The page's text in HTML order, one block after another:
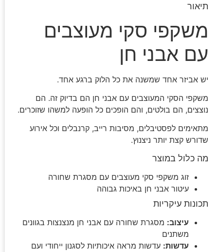
תיאור
משקפי סקי מעוצבים
עם אבני חן
יש אביזר אחד שמשנה את כל הלוק ברגע אחד.
משקפי הסקי המעוצבים עם אבני חן הם בדיוק זה. הם
נוצצים, הם בולטים, והם הופכים כל הופעה למשהו שזוכרים.
מתאימים לפסטיבלים, מסיבות רייב, קרנבלים וכל אירוע
שדורש קצת יותר ניצנוץ.
מה כלול במוצר
זוג משקפי סקי מעוצבים עם מסגרת שחורה
עיטור אבני חן באיכות גבוהה
תכונות עיקריות
עיצוב: מסגרת שחורה עם אבני חן מנצנצות בגוונים
משתנים
עדשות: עדשות מראה איכותיות לסגנון ייחודי ועם